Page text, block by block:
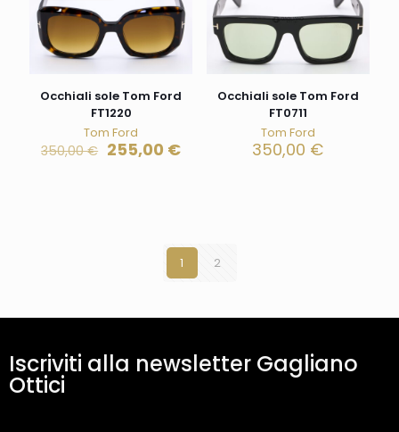
Occhiali sole Tom Ford
FT1220
Tom Ford
350,00€ 255,00 €
Occhiali sole Tom Ford
FT0711
Tom Ford
350,00 €
1 2
Iscriviti alla newsletter Gagliano
Ottici